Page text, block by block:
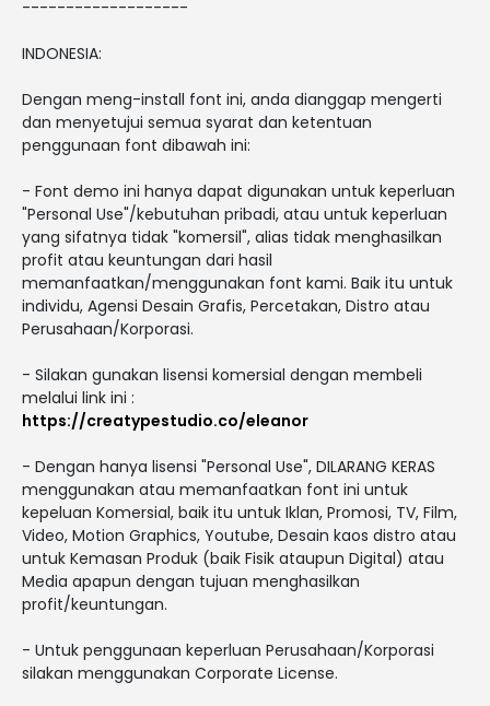
-------------------
INDONESIA:
Dengan meng-install font ini, anda dianggap mengerti
dan menyetujui semua syarat dan ketentuan
penggunaan font dibawah ini:
- Font demo ini hanya dapat digunakan untuk keperluan
"Personal Use"/kebutuhan pribadi, atau untuk keperluan
yang sifatnya tidak "komersil", alias tidak menghasilkan
profit atau keuntungan dari hasil
memanfaatkan/menggunakan font kami. Baik itu untuk
individu, Agensi Desain Grafis, Percetakan, Distro atau
Perusahaan/Korporasi.
- Silakan gunakan lisensi komersial dengan membeli
melalui link ini :
https://creatypestudio.co/eleanor
- Dengan hanya lisensi "Personal Use", DILARANG KERAS
menggunakan atau memanfaatkan font ini untuk
kepeluan Komersial, baik itu untuk Iklan, Promosi, TV, Film,
Video, Motion Graphics, Youtube, Desain kaos distro atau
untuk Kemasan Produk (baik Fisik ataupun Digital) atau
Media apapun dengan tujuan menghasilkan
profit/keuntungan.
- Untuk penggunaan keperluan Perusahaan/Korporasi
silakan menggunakan Corporate License.